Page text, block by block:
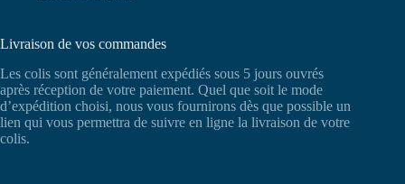
Livraison de vos commandes
Les colis sont généralement expédiés sous 5 jours ouvrés
après réception de votre paiement. Quel que soit le mode
d’expédition choisi, nous vous fournirons dès que possible un
lien qui vous permettra de suivre en ligne la livraison de votre
colis.